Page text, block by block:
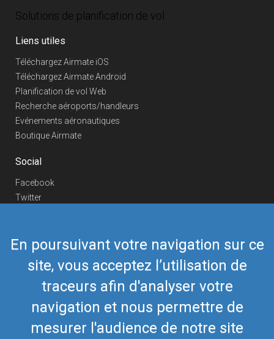
En poursuivant votre navigation sur ce
site, vous acceptez l’utilisation de
traceurs afin d'analyser votre
navigation et nous permettre de
mesurer l'audience de notre site
Solutions de planification de vol
Liens utiles
Téléchargez Airmate iOS
Téléchargez Airmate Android
Planification de vol Web
Recherche aéroports/handleurs
Evénements aéronautiques
Boutique Airmate
Social
Facebook
Twitter
Telegram
Nous contacter
Téléphone Europe +352 26441835
Téléphone US/Canada
418-592-8862
airmate@airmate.aero
(c) Myriel Aviation SA